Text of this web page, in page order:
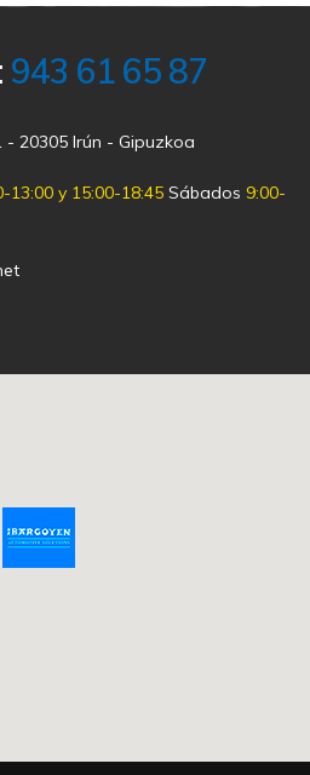
943 61 65 87
- 20305 Irún - Gipuzkoa
13:00 y 15:00-18:45 Sábados 9:00-